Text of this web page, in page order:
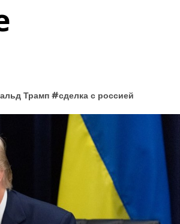
Трамп #сделка с россией